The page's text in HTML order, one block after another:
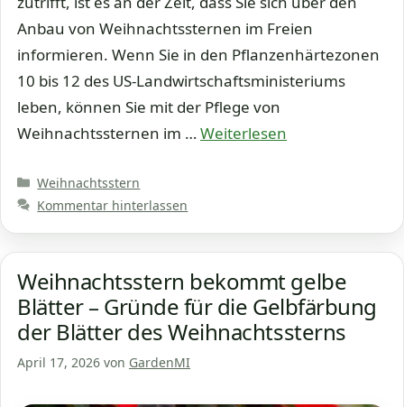
Anbau von Weihnachtssternen im Freien
informieren. Wenn Sie in den Pflanzenhärtezonen
10 bis 12 des US-Landwirtschaftsministeriums
leben, können Sie mit der Pflege von
Weihnachtssternen im …Weiterlesen
Kategorien
Weihnachtsstern
Kommentar hinterlassen
Weihnachtsstern bekommt gelbe
Blätter – Gründe für die Gelbfärbung
der Blätter des Weihnachtssterns
April 17, 2026 von GardenMI